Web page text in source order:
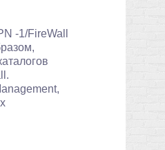
-1/FireWall